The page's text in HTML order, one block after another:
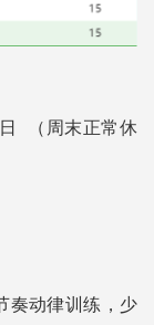
（周末正常休
奏动律训练，少